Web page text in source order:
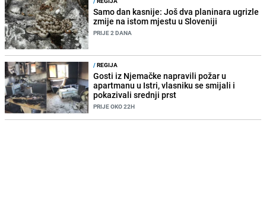
Samo dan kasnije: Još dva planinara ugrizle
zmije na istom mjestu u Sloveniji
PRIJE 2 DANA
/REGIJA
Gosti iz Njemačke napravili požar u
apartmanu u Istri, vlasniku se smijali i
pokazivali srednji prst
PRIJE OKO 22H